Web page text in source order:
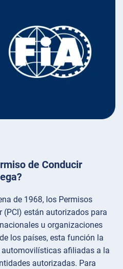
de Conducir
de 1968, los Permisos
(PCI) están autorizados para
u organizaciones
los países, esta función la
automovilísticas afiliadas a la
autorizadas. Para